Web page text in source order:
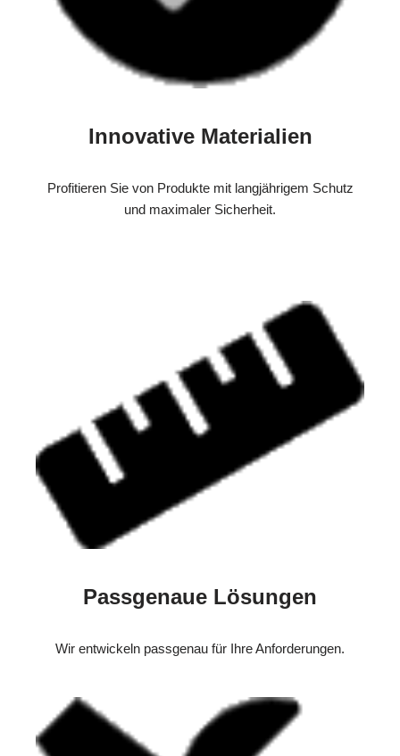
Innovative Materialien
Profitieren Sie von Produkte mit langjährigem Schutz
und maximaler Sicherheit.
Passgenaue Lösungen
Wir entwickeln passgenau für Ihre Anforderungen.